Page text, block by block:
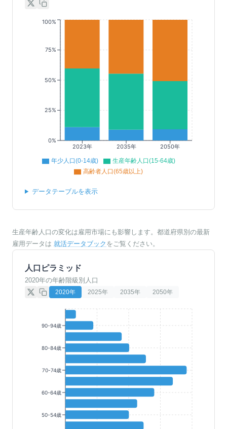
2023年 2035年 2050年
0%
25%
50%
75%
100%
年少人口(0-14歳)
生産年齢人口(15-64歳)
高齢者人口(65歳以上)
データテーブルを表示
生産年齢人口の変化は雇用市場にも影響します。都道府県別の最新
雇用データは 就活データブック をご覧ください。
人口ピラミッド
2020年の年齢階級別人口
2020年 2025年 2035年 2050年
90-94歳
80-84歳
70-74歳
60-64歳
50-54歳